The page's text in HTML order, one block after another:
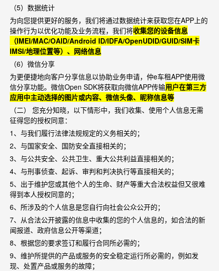
（5）数据统计
为向您提供更好的服务，我们将通过数据统计来获取您在APP 上的
操作行为以优化功能及业务流程，我们将收集您的设备信息
（IMEI/MAC/OAID/Android ID/IDFA/OpenUDID/GUID/SIM卡
IMSI/地理位置等）、网络信息
（6）微信分享
为更便捷地向客户分享信息以协助业务申请，仲e车租APP使用微
信分享功能。微信Open SDK将获取向微信APP传输用户在第三方
应用中主动选择的图片或内容、微信头像、昵称信息等
（二） 您充分知晓，以下情形中，我们收集、使用个人信息无需
征得您的授权同意：
1 、与我们履行法律法规规定的义务相关的；
2、与国家安全、国防安全直接相关的；
3、与公共安全、公共卫生、重大公共利益直接相关的；
4、与刑事侦查、起诉、审判和判决执行等直接相关的；
5、出于维护您或其他个人的生命、财产等重大合法权益但又很难
得到本人授权同意的；
6、所涉及的个人信息是您自行向社会公众公开的；
7、从合法公开披露的信息中收集的您的个人信息的，如合法的新
闻报道、政府信息公开等渠道；
8、根据您的要求签订和履行合同所必需的；
9、维护所提供的产品或服务的安全稳定运行所必需的，例如发
现、处置产品或服务的故障；